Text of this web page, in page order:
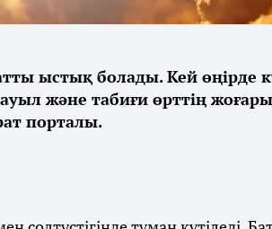
ыстық болады. Кей өңірде
және табиғи өрттің
порталы.